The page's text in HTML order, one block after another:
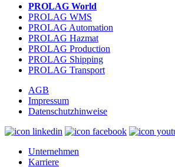
PROLAG World
PROLAG WMS
PROLAG Automation
PROLAG Hazmat
PROLAG Production
PROLAG Shipping
PROLAG Transport
AGB
Impressum
Datenschutzhinweise
Unternehmen
Karriere